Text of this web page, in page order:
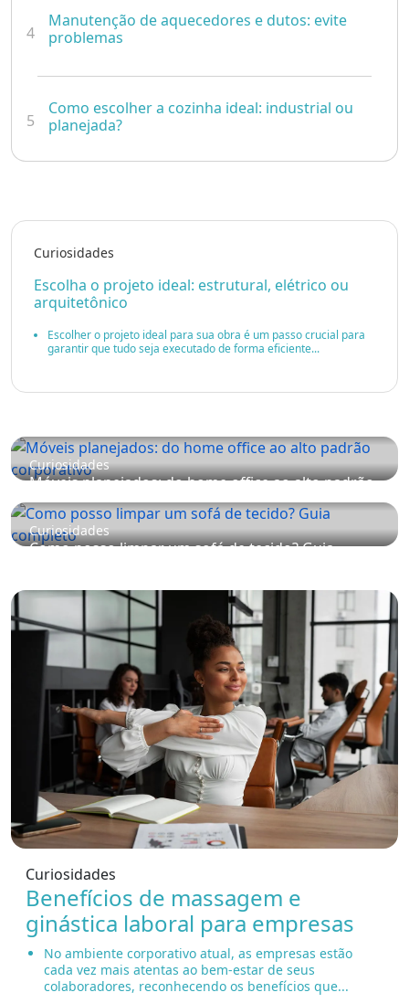
4
Manutenção de aquecedores e dutos: evite
problemas
5
Como escolher a cozinha ideal: industrial ou
planejada?
Curiosidades
Escolha o projeto ideal: estrutural, elétrico ou
arquitetônico
Escolher o projeto ideal para sua obra é um passo crucial para
garantir que tudo seja executado de forma eficiente...
Curiosidades
Móveis planejados: do home office ao alto padrão
corporativo
Curiosidades
Como posso limpar um sofá de tecido? Guia
Curiosidades
Benefícios de massagem e
ginástica laboral para empresas
No ambiente corporativo atual, as empresas estão
cada vez mais atentas ao bem-estar de seus
colaboradores, reconhecendo os benefícios que...